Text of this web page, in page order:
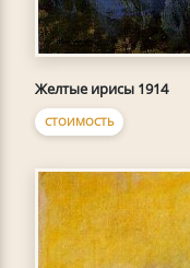
Желтые ирисы 1914
СТОИМОСТЬ